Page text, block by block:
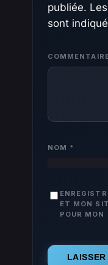
publiée.
sont
NOM *
ET MON
POUR MON